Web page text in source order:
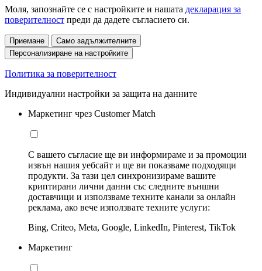
Моля, запознайте се с настройките и нашата декларация за
поверителност преди да дадете съгласието си.
Приемане
Само задължителните
Персонализиране на настройките
Политика за поверителност
Индивидуални настройки за защита на данните
Маркетинг чрез Customer Match
С вашето съгласие ще ви информираме и за промоции
извън нашия уебсайт и ще ви показваме подходящи
продукти. За тази цел синхронизираме вашите
криптирани лични данни със следните външни
доставчици и използваме техните канали за онлайн
реклама, ако вече използвате техните услуги:
Bing, Criteo, Meta, Google, LinkedIn, Pinterest, TikTok
Маркетинг